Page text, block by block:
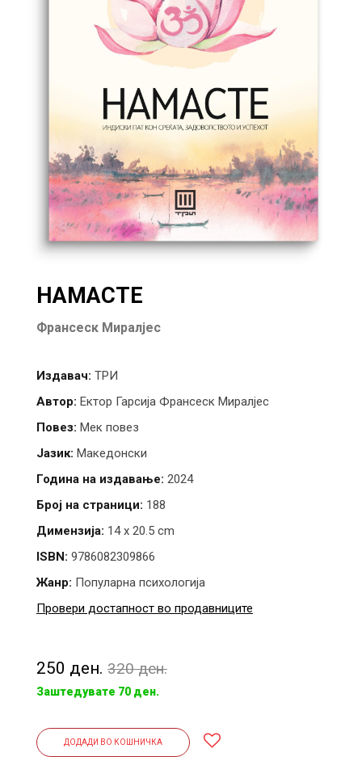
НАМАСТЕ
Франсеск Миралјес
Издавач: ТРИ
Автор: Ектор Гарсија Франсеск Миралјес
Повез: Мек повез
Јазик: Македонски
Година на издавање: 2024
Број на страници: 188
Димензија: 14 x 20.5 cm
ISBN: 9786082309866
Жанр: Популарна психологија
Провери достапност во продавниците
250 ден. 320 ден.
Заштедувате 70 ден.
ДОДАДИ ВО КОШНИЧКА